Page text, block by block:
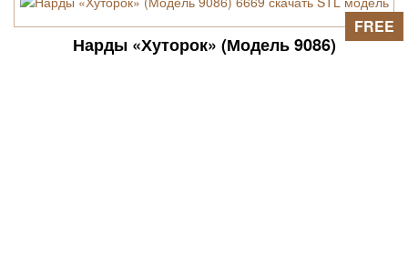
Нарды «Хуторок» (Модель 9086)
FREE